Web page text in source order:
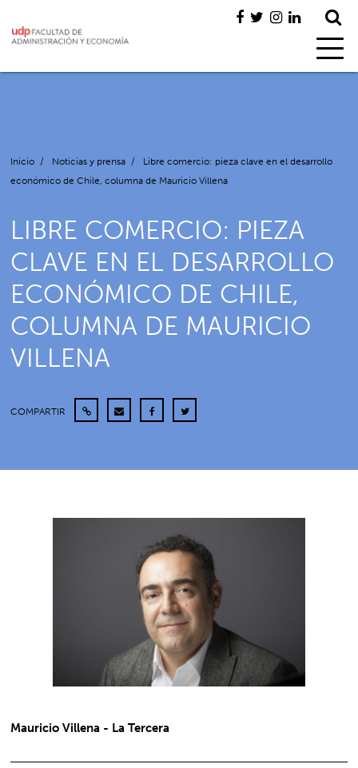
Inicio / Noticias y prensa /
Libre comercio: pieza clave en el desarrollo
económico de Chile, columna de Mauricio Villena
LIBRE COMERCIO: PIEZA
CLAVE EN EL DESARROLLO
ECONÓMICO DE CHILE,
COLUMNA DE MAURICIO
VILLENA
COMPARTIR
Mauricio Villena - La Tercera